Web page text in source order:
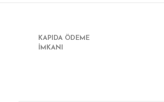
KAPIDA ÖDEME
İMKANI